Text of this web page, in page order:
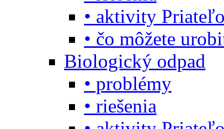
• aktivity
• čo môžete
Biologický odpad
• problémy
• riešenia